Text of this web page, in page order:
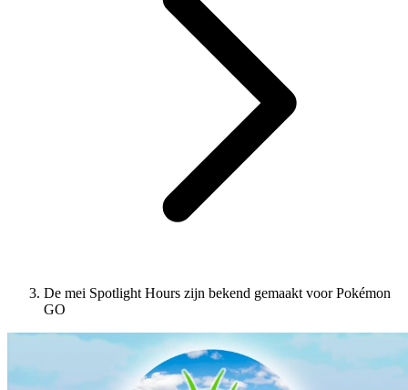
De mei Spotlight Hours zijn bekend gemaakt voor Pokémon
GO